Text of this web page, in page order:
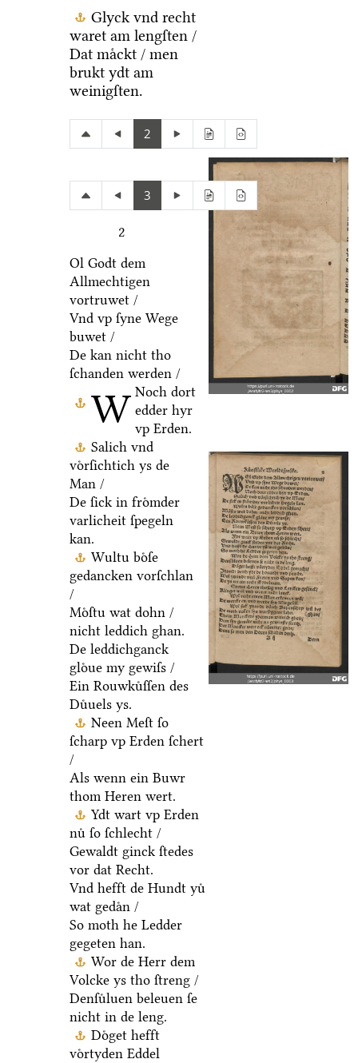
Glyck vnd recht
waret am lengſten /
Dat maͤckt / men
brukt ydt am
weinigſten.
2
3
2
W
Ol Godt dem
Allmechtigen
vortruwet /
Vnd vp ſyne Wege
buwet /
De kan nicht tho
ſchanden werden /
Noch dort
edder hyr
vp Erden.
Salich vnd
voͤrſichtich ys de
Man /
De ſick in froͤmder
varlicheit ſpegeln
kan.
Wultu boͤſe
gedancken vorſchlan
/
Moͤſtu wat dohn /
nicht leddich ghan.
De leddichganck
gloͤue my gewiſs /
Ein Rouwkuͤſſen des
Duͤuels ys.
Neen Meſt ſo
ſcharp vp Erden ſchert
/
Als wenn ein Buwr
thom Heren wert.
Ydt wart vp Erden
nuͤ ſo ſchlecht /
Gewaldt ginck ſtedes
vor dat Recht.
Vnd hefft de Hundt yuͤ
wat gedaͤn /
So moth he Ledder
gegeten han.
Wor de Herr dem
Volcke ys tho ſtreng /
Denſuͤluen beleuen ſe
nicht in de leng.
Doͤget hefft
voͤrtyden Eddel